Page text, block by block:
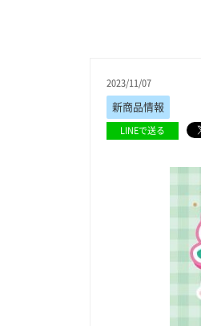
2023/11/07
新商品情報
LINEで送る